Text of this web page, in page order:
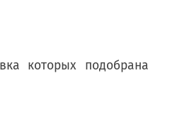
которых подобрана